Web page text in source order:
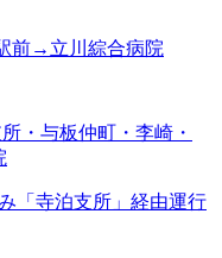
前→立川綜合病院
・与板仲町・李崎・
「寺泊支所」経由運行